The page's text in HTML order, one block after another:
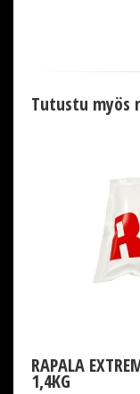
Tutustu myös
RAPALA
1,4KG